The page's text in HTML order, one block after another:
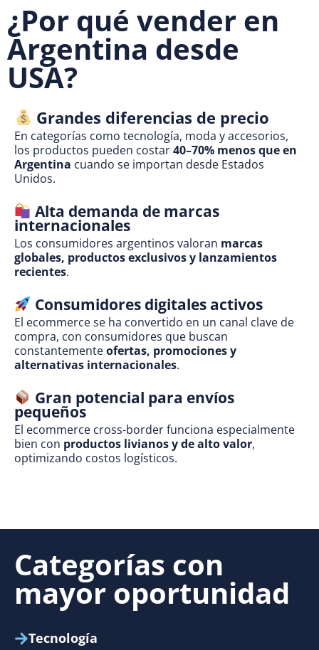
¿Por qué vender en
Argentina desde
USA?
Grandes diferencias de precio
En categorías como tecnología, moda y accesorios,
los productos pueden costar40–70% menos que en
Argentina cuando se importan desde Estados
Unidos.
Alta demanda de marcas
internacionales
Los consumidores argentinos valoran marcas
globales, productos exclusivos y lanzamientos
recientes.
Consumidores digitales activos
El ecommerce se ha convertido en un canal clave de
compra, con consumidores que buscan
constantementeofertas, promociones y
alternativas internacionales.
Gran potencial para envíos
pequeños
El ecommerce cross-border funciona especialmente
bien con productos livianos y de alto valor,
optimizando costos logísticos.
Categorías con
mayor oportunidad
Tecnología